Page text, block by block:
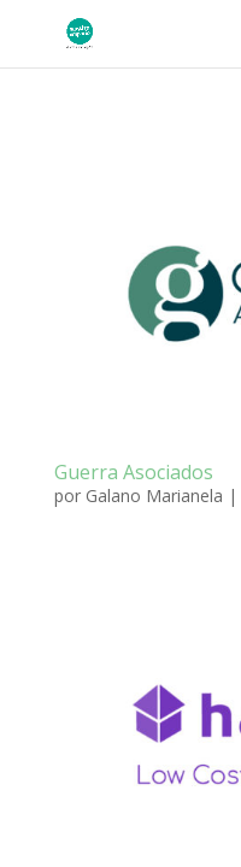
Guerra Asociados
por Galano Marianela |